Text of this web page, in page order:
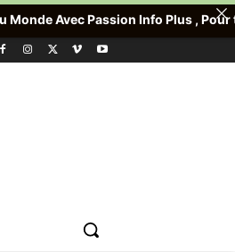
Info Plus , Pour toute Offre